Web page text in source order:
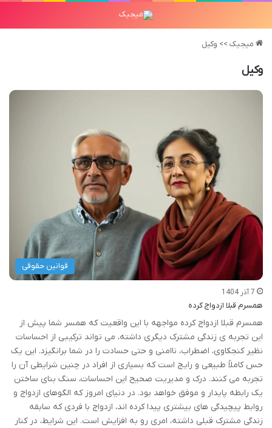
میجیک >> وکیل
وکیل
قوانین حقوقی
7 آذر 1404
همسرم قبلا ازدواج کرده
همسرم قبلا ازدواج کرده مواجهه با این واقعیت که همسر شما پیش از
این تجربه ی زندگی مشترک دیگری داشته، می تواند ترکیبی از احساسات
نظیر کنجکاوی، اضطراب، ناامنی و حتی حسادت را در شما برانگیزد. این یک
حس کاملاً طبیعی و رایج است که بسیاری از افراد در چنین شرایطی آن را
تجربه می کنند. درک و مدیریت صحیح این احساسات، سنگ بنای ساختن
یک رابطه پایدار و موفق خواهد بود. در دنیای امروز که الگوهای ازدواج و
روابط پیچیدگی های بیشتری پیدا کرده اند، ازدواج با فردی که سابقه
زندگی مشترک قبلی داشته، امری رو به افزایش است. این شرایط، در کنار